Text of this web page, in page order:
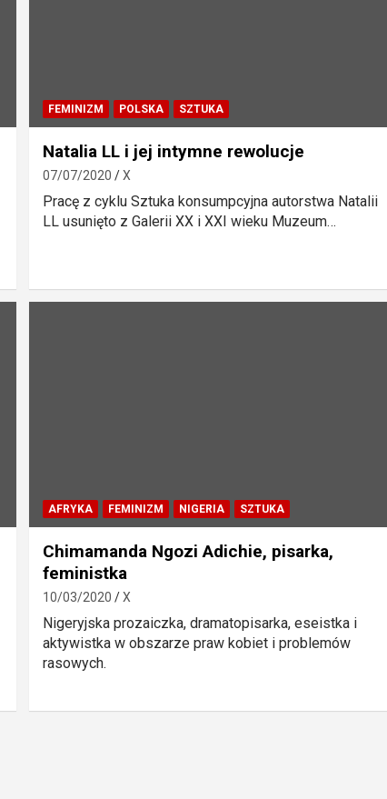
FEMINIZM POLSKA SZTUKA
Natalia LL i jej intymne rewolucje
07/07/2020 X
Pracę z cyklu Sztuka konsumpcyjna autorstwa Natalii
LL usunięto z Galerii XX i XXI wieku Muzeum…
AFRYKA FEMINIZM NIGERIA SZTUKA
Chimamanda Ngozi Adichie, pisarka,
feministka
10/03/2020 X
Nigeryjska prozaiczka, dramatopisarka, eseistka i
aktywistka w obszarze praw kobiet i problemów
rasowych.